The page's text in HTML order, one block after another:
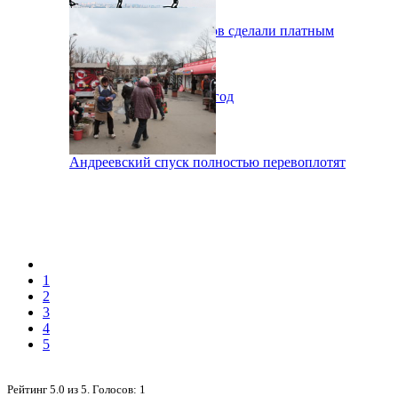
Заезд на Труханов остров сделали платным
Как изменился Киев за год
Андреевский спуск полностью перевоплотят
1
2
3
4
5
Рейтинг 5.0 из 5 . Голосов: 1